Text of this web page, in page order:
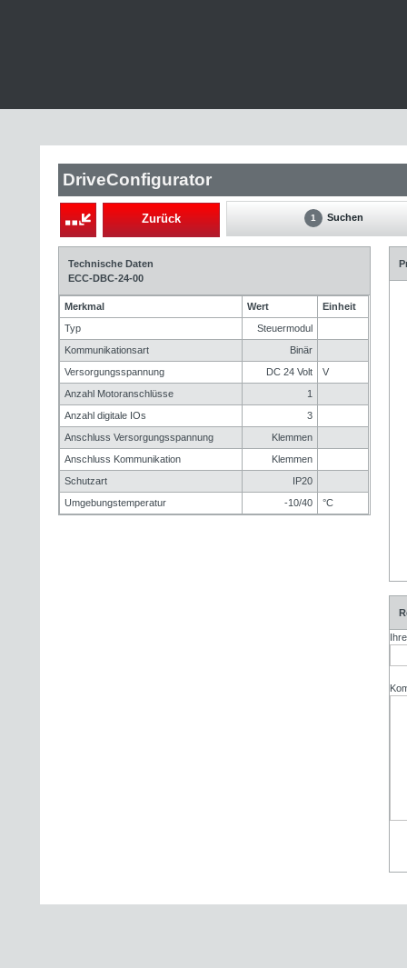
DriveConfigurator
Zurück 1 Suchen
Technische Daten
ECC-DBC-24-00
Merkmal Wert
Einheit
Typ
Steuermodul
Kommunikationsart
Binär
Versorgungsspannung
DC 24 Volt
V
Anzahl Motoranschlüsse
1
Anzahl digitale IOs
3
Anschluss Versorgungsspannung
Klemmen
Anschluss Kommunikation
Klemmen
Schutzart
IP20
Umgebungstemperatur
-10/40 °C